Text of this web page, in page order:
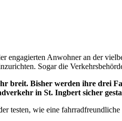
engagierten Anwohner an der
Sogar die
breit. Bisher werden ihre drei
in St. Ingbert sicher
testen, wie eine